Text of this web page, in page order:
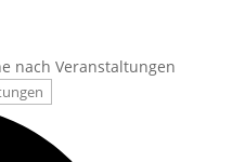
nach Veranstaltungen